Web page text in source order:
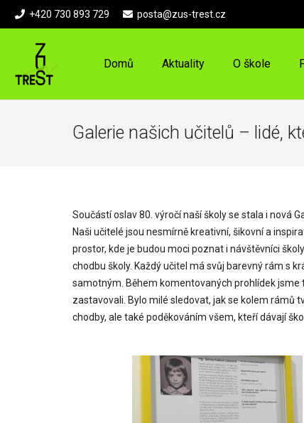
+420 730 893 729 posta@zus-trest.cz
Domů Aktuality O škole
Galerie našich učitelů – lidé,
Součástí oslav 80. výročí naší školy se stala i nová
Naši učitelé jsou nesmírně kreativní, šikovní a
prostor, kde je budou moci poznat i návštěvníci
chodbu školy. Každý učitel má svůj barevný rám s
samotným. Během komentovaných prohlídek
zastavovali. Bylo milé sledovat, jak se kolem rámů
chodby, ale také poděkováním všem, kteří dávají